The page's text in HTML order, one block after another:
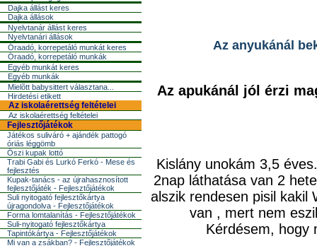
Dajka állást keres
Dajka állások
Nyelvtanár állást keres
Nyelvtanári állások
Óraadó, korrepetáló munkát keres
Óraadó, korrepetáló munkák
Egyéb munkát keres
Egyéb munkák
Mielõtt babysittert választana...
Hirdetési etikett
Az iskolaérettség feltételei
Az iskolaérettség feltételei
Fejlesztőjátékok
Játékos suliváró + ajándék pattogó
óriás léggömb
Őszi kupak lottó
Trabi Gabi és Lurkó Ferkó - Mese és
fejlesztés
Kupak-tanács - az újrahasznosított
fejlesztőjáték - Fejlesztőjátékok
Suli nyitogató fejlesztőkártya
újragondolva - Fejlesztőjátékok
Forma lomtalanítás - Fejlesztőjátékok
Suli-nyitogató fejlesztőkártya
Tapintókártya - Fejlesztőjátékok
Mi van a zsákban? - Fejlesztőjátékok
Az anyukánál
Az apukánál jól érzi
Kislány unokám 3,5
2nap láthatása van 2
alszik rendesen pisil kakil
van , mert nem
Kérdésem, hogy